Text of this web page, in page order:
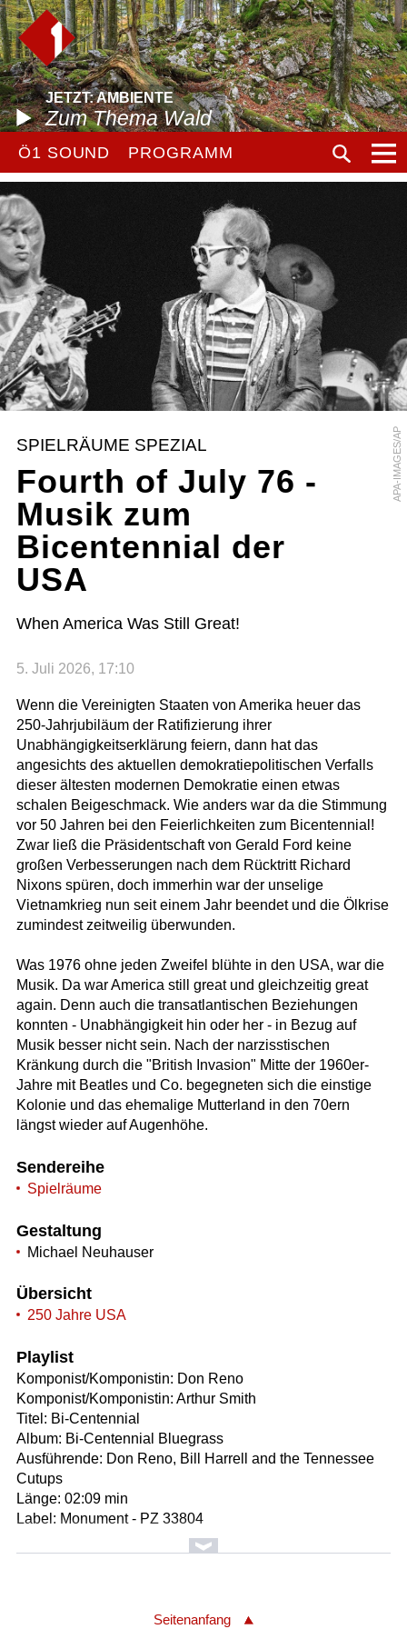
JETZT: AMBIENTE
Zum Thema Wald
Ö1 SOUND PROGRAMM
APA-IMAGES/AP
SPIELRÄUME SPEZIAL
Fourth of July 76 -
Musik zum
Bicentennial der
USA
When America Was Still Great!
5. Juli 2026, 17:10
Wenn die Vereinigten Staaten von Amerika heuer das
250-Jahrjubiläum der Ratifizierung ihrer
Unabhängigkeitserklärung feiern, dann hat das
angesichts des aktuellen demokratiepolitischen Verfalls
dieser ältesten modernen Demokratie einen etwas
schalen Beigeschmack. Wie anders war da die Stimmung
vor 50 Jahren bei den Feierlichkeiten zum Bicentennial!
Zwar ließ die Präsidentschaft von Gerald Ford keine
großen Verbesserungen nach dem Rücktritt Richard
Nixons spüren, doch immerhin war der unselige
Vietnamkrieg nun seit einem Jahr beendet und die Ölkrise
zumindest zeitweilig überwunden.
Was 1976 ohne jeden Zweifel blühte in den USA, war die
Musik. Da war America still great und gleichzeitig great
again. Denn auch die transatlantischen Beziehungen
konnten - Unabhängigkeit hin oder her - in Bezug auf
Musik besser nicht sein. Nach der narzisstischen
Kränkung durch die "British Invasion" Mitte der 1960er-
Jahre mit Beatles und Co. begegneten sich die einstige
Kolonie und das ehemalige Mutterland in den 70ern
längst wieder auf Augenhöhe.
Sendereihe
Spielräume
Gestaltung
Michael Neuhauser
Übersicht
250 Jahre USA
Playlist
Komponist/Komponistin: Don Reno
Komponist/Komponistin: Arthur Smith
Titel: Bi-Centennial
Album: Bi-Centennial Bluegrass
Ausführende: Don Reno, Bill Harrell and the Tennessee
Cutups
Länge: 02:09 min
Label: Monument - PZ 33804
Komponist/Komponistin: Larry McGee
Seitenanfang